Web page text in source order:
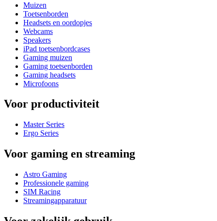
Muizen
Toetsenborden
Headsets en oordopjes
Webcams
Speakers
iPad toetsenbordcases
Gaming muizen
Gaming toetsenborden
Gaming headsets
Microfoons
Voor productiviteit
Master Series
Ergo Series
Voor gaming en streaming
Astro Gaming
Professionele gaming
SIM Racing
Streamingapparatuur